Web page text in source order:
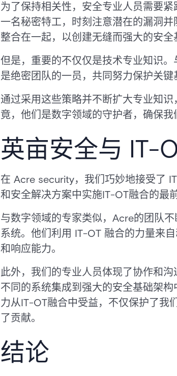
为了保持相关性，安全专业人员需要
一名秘密特工，时刻注意潜在的漏洞
整合在一起，以创建无缝而强大的安全
但是，重要的不仅仅是技术专业知识
是绝密团队的一员，共同努力保护关键
通过采用这些策略并不断扩大专业知
竟，他们是数字领域的守护者，确保我
英亩安全与 IT-
在 Acre security，我们巧妙地接受了
和安全解决方案中实施IT-OT融合的最前
与数字领域的专家类似，Acre的团队
系统。他们利用 IT-OT 融合的力量来
和响应能力。
此外，我们的专业人员体现了协作和
不同的系统集成到强大的安全基础架
力从IT-OT融合中受益，不仅保护了我
了贡献。
结论